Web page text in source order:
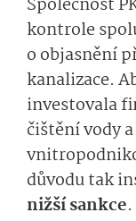
Společnost
kontrole
o objasnění
kanalizace.
investovala
čištění vody
důvodu tak
nižší sankce.